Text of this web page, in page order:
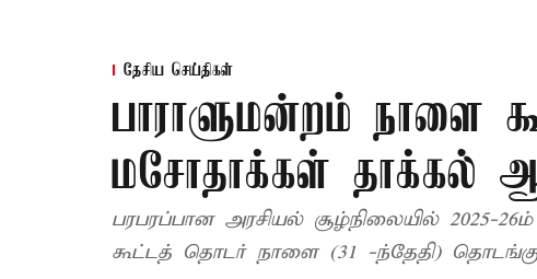
தேசிய செய்திகள்
பாராளுமன்றம் நாளை
மசோதாக்கள் தாக்கல்
பரபரப்பான அரசியல் சூழ்நிலையில் 2025-
கூட்டத் தொடர் நாளை (31 -ந்தேதி)